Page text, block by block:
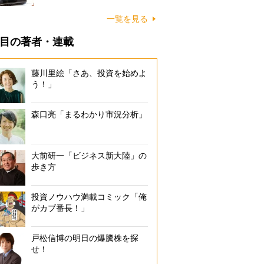
一覧を見る
の著者・連載
藤川里絵「さあ、投資を始めよ
う！」
森口亮「まるわかり市況分析」
大前研一「ビジネス新大陸」の
歩き方
投資ノウハウ満載コミック「俺
がカブ番長！」
戸松信博の明日の爆騰株を探
せ！